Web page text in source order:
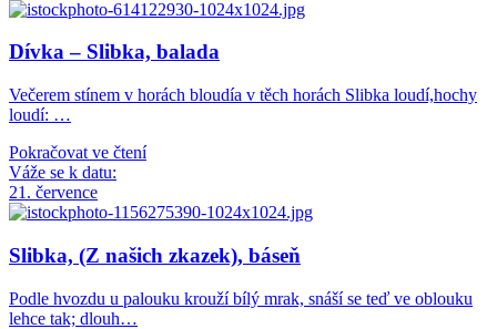
Dívka – Slibka, balada
Večerem stínem v horách bloudía v těch horách Slibka loudí,hochy
loudí: …
Pokračovat ve čtení
Váže se k datu:
21. července
Slibka, (Z našich zkazek), báseň
Podle hvozdu u palouku krouží bílý mrak, snáší se teď ve oblouku
lehce tak; dlouh…